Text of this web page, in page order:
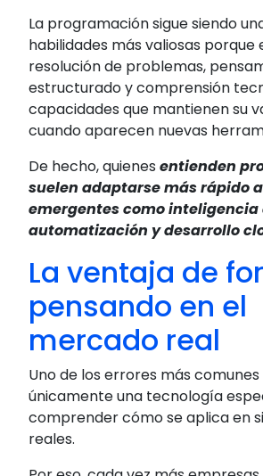
La programación sigue siendo
habilidades más valiosas porque
resolución de problemas,
estructurado y comprensión
capacidades que mantienen su
cuando aparecen nuevas
De hecho, quienes entienden
suelen adaptarse más rápido
emergentes como
automatización y desarrollo
La ventaja de
pensando en el
mercado real
Uno de los errores más
únicamente una tecnología
comprender cómo se aplica en
reales.